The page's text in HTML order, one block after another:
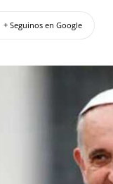
+ Seguinos en Google